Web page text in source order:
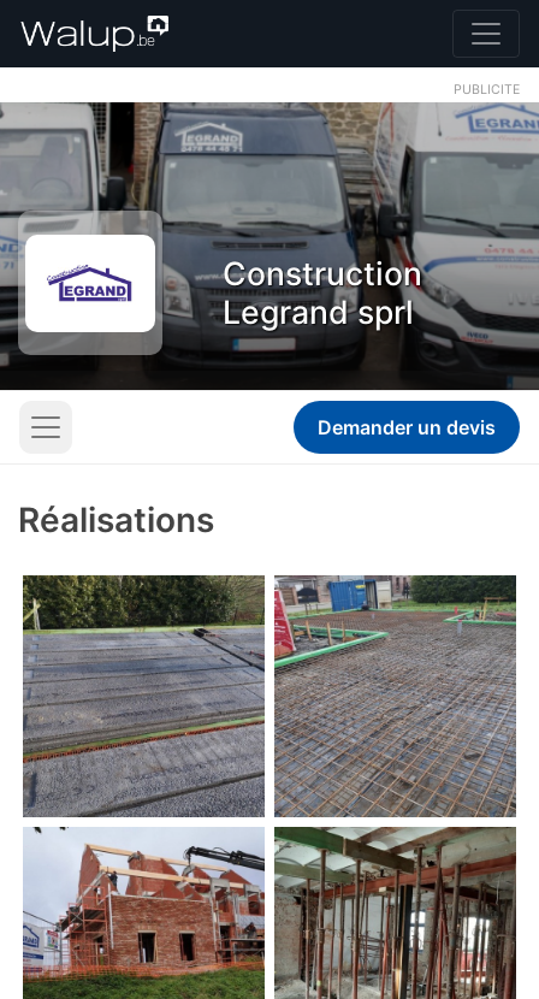
PUBLICITE
Construction
Legrand sprl
Demander un devis
Réalisations